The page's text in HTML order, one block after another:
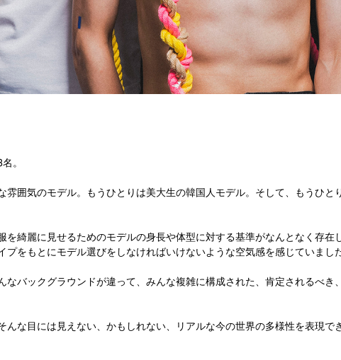
。
雰囲気のモデル。もうひとりは美大生の韓国人モデル。そして、もうひと
を綺麗に見せるためのモデルの身長や体型に対する基準がなんとなく存在
プをもとにモデル選びをしなければいけないような空気感を感じていました
なバックグラウンドが違って、みんな複雑に構成された、肯定されるべき
んな目には見えない、かもしれない、リアルな今の世界の多様性を表現で